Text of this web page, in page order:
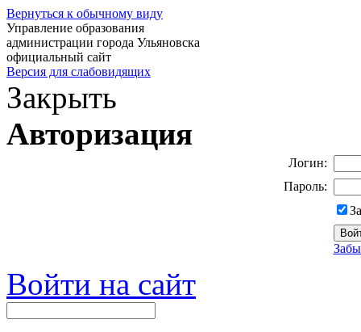
Вернуться к обычному виду
Управление образования
администрации города Ульяновска
официальный сайт
Версия для слабовидящих
Закрыть
Авторизация
Логин:
Пароль:
Войти на сайт